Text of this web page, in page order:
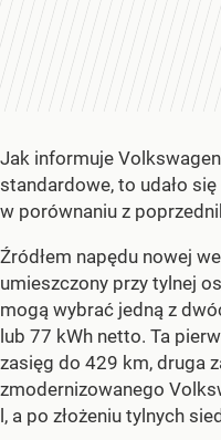
Jak informuje
standardowe, to udało
w porównaniu z
Źródłem napędu nowej
umieszczony przy tylnej
mogą wybrać jedną z
lub 77 kWh netto. Ta
zasięg do 429 km, druga
zmodernizowanego
l, a po złożeniu tylnych